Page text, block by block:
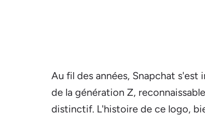
Au fil des années, Snapchat
de la génération Z,
distinctif. L'histoire de ce logo,